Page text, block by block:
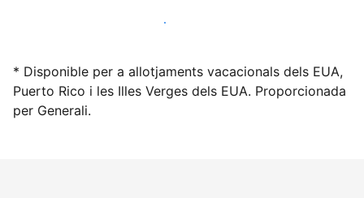
Lloga l'allotjament amb nosaltres avui mateix
* Disponible per a allotjaments vacacionals dels EUA,
Puerto Rico i les Illes Verges dels EUA. Proporcionada
per Generali.